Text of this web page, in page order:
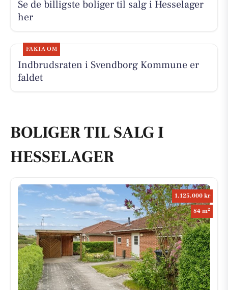
Se de billigste boliger til salg i Hesselager
her
FAKTA OM
Indbrudsraten i Svendborg Kommune er
faldet
BOLIGER TIL SALG I
HESSELAGER
1.125.000 kr
84 m2